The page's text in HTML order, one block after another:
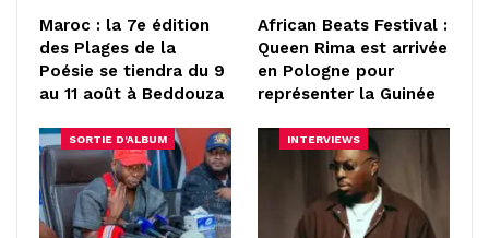
Maroc : la 7e édition
des Plages de la
Poésie se tiendra du 9
au 11 août à Beddouza
African Beats Festival :
Queen Rima est arrivée
en Pologne pour
représenter la Guinée
SORTIE D'ALBUM INTERVIEWS